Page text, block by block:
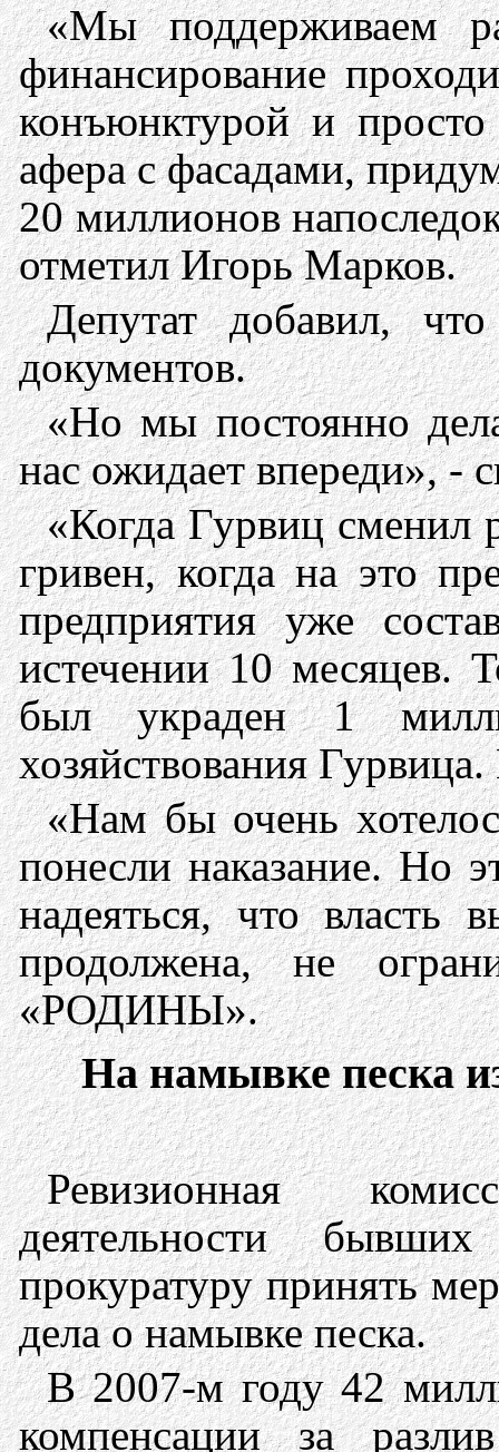
«Мы поддерживаем
финансирование
конъюнктурой и
афера с фасадами,
20 миллионов
отметил Игорь Марков.
Депутат добавил,
документов.
«Но мы постоянно
нас ожидает впереди», -
«Когда Гурвиц сменил
гривен, когда на это
предприятия уже
истечении 10 месяцев.
был украден 1
хозяйствования
«Нам бы очень
понесли наказание. Но
надеяться, что власть
продолжена, не
«РОДИНЫ».
На намывке песка
Ревизионная
деятельности
прокуратуру принять
дела о намывке песка.
В 2007-м году 42
компенсации за